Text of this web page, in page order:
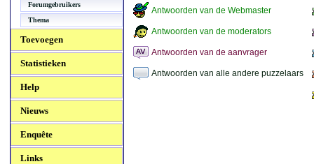
Forumgebruikers
Thema
Toevoegen
Statistieken
Help
Nieuws
Enquête
Links
Antwoorden van de Webmaster
Antwoorden van de moderators
Antwoorden van de aanvrager
Antwoorden van alle andere puzzelaars